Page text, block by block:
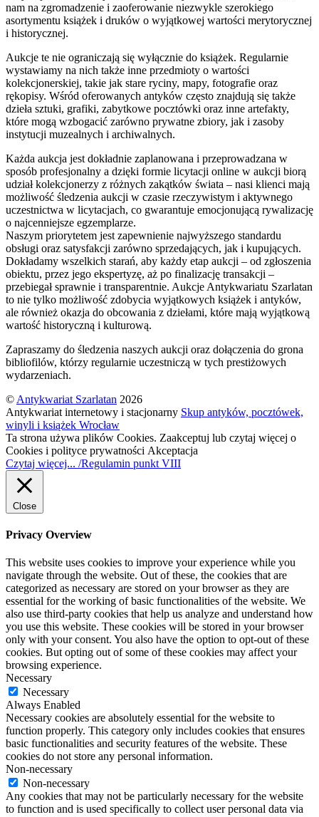
nam na zgromadzenie i zaoferowanie niezwykle szerokiego
asortymentu książek i druków o wyjątkowej wartości merytorycznej
i historycznej.
Aukcje te nie ograniczają się wyłącznie do książek. Regularnie
wystawiamy na nich także inne przedmioty o wartości
kolekcjonerskiej, takie jak stare ryciny, mapy, fotografie oraz
rękopisy. Wśród oferowanych antyków często znajdują się także
dzieła sztuki, grafiki, zabytkowe pocztówki oraz inne artefakty,
które mogą wzbogacić zarówno prywatne zbiory, jak i zasoby
instytucji muzealnych i archiwalnych.
Każda aukcja jest dokładnie zaplanowana i przeprowadzana w
sposób profesjonalny a dzięki formie licytacji online w aukcji biorą
udział kolekcjonerzy z różnych zakątków świata – nasi klienci mają
możliwość śledzenia aukcji w czasie rzeczywistym i aktywnego
uczestnictwa w licytacjach, co gwarantuje emocjonującą rywalizację
o najcenniejsze egzemplarze.
Naszym priorytetem jest zapewnienie najwyższego standardu
obsługi oraz satysfakcji zarówno sprzedających, jak i kupujących.
Dokładamy wszelkich starań, aby każdy etap aukcji – od zgłoszenia
obiektu, przez jego ekspertyzę, aż po finalizację transakcji –
przebiegał sprawnie i transparentnie. Aukcje Antykwariatu Szarlatan
to nie tylko możliwość zdobycia wyjątkowych książek i antyków,
ale również okazja do obcowania z dziełami, które mają wyjątkową
wartość historyczną i kulturową.
Zapraszamy do śledzenia naszych aukcji oraz dołączenia do grona
bibliofilów, którzy regularnie uczestniczą w tych prestiżowych
wydarzeniach.
© Antykwariat Szarlatan 2026
Antykwariat internetowy i stacjonarny Skup antyków, pocztówek,
winyli i książek Wrocław
Ta strona używa plików Cookies. Zaakceptuj lub czytaj więcej o
Cookies i polityce prywatności Akceptacja
Czytaj więcej... /Regulamin punkt VIII
Close
Privacy Overview
This website uses cookies to improve your experience while you
navigate through the website. Out of these, the cookies that are
categorized as necessary are stored on your browser as they are
essential for the working of basic functionalities of the website. We
also use third-party cookies that help us analyze and understand how
you use this website. These cookies will be stored in your browser
only with your consent. You also have the option to opt-out of these
cookies. But opting out of some of these cookies may affect your
browsing experience.
Necessary
Necessary
Always Enabled
Necessary cookies are absolutely essential for the website to
function properly. This category only includes cookies that ensures
basic functionalities and security features of the website. These
cookies do not store any personal information.
Non-necessary
Non-necessary
Any cookies that may not be particularly necessary for the website
to function and is used specifically to collect user personal data via